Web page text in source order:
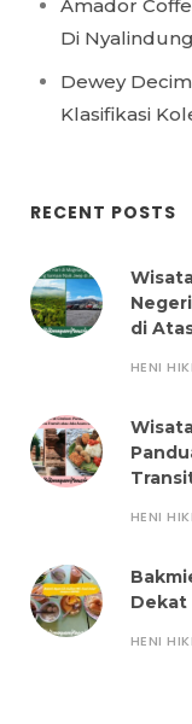
Amador
Di
Dewey
Klasifikasi
RECENT POSTS
di
HENI
HENI
Dekat
HENI